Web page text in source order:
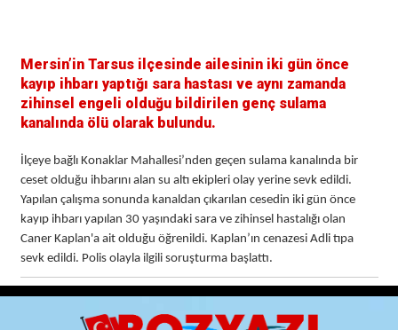
Mersin’in Tarsus ilçesinde ailesinin iki gün önce
kayıp ihbarı yaptığı sara hastası ve aynı zamanda
zihinsel engeli olduğu bildirilen genç sulama
kanalında ölü olarak bulundu.
İlçeye bağlı Konaklar Mahallesi’nden geçen sulama kanalında bir
ceset olduğu ihbarını alan su altı ekipleri olay yerine sevk edildi.
Yapılan çalışma sonunda kanaldan çıkarılan cesedin iki gün önce
kayıp ihbarı yapılan 30 yaşındaki sara ve zihinsel hastalığı olan
Caner Kaplan'a ait olduğu öğrenildi. Kaplan’ın cenazesi Adli tıpa
sevk edildi. Polis olayla ilgili soruşturma başlattı.